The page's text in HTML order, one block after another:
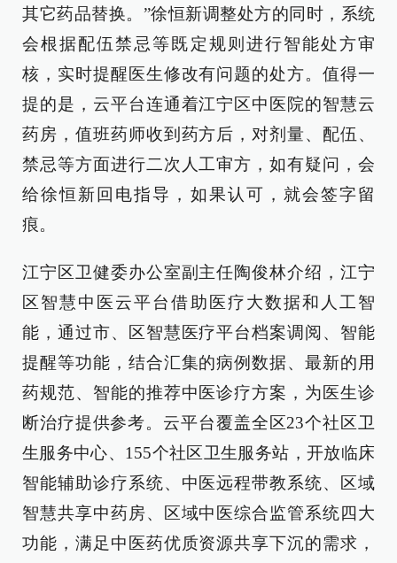
其它药品替换。”徐恒新调整处方的同时，系统
会根据配伍禁忌等既定规则进行智能处方审
核，实时提醒医生修改有问题的处方。值得一
提的是，云平台连通着江宁区中医院的智慧云
药房，值班药师收到药方后，对剂量、配伍、
禁忌等方面进行二次人工审方，如有疑问，会
给徐恒新回电指导，如果认可，就会签字留
痕。
江宁区卫健委办公室副主任陶俊林介绍，江宁
区智慧中医云平台借助医疗大数据和人工智
能，通过市、区智慧医疗平台档案调阅、智能
提醒等功能，结合汇集的病例数据、最新的用
药规范、智能的推荐中医诊疗方案，为医生诊
断治疗提供参考。云平台覆盖全区23个社区卫
生服务中心、155个社区卫生服务站，开放临床
智能辅助诊疗系统、中医远程带教系统、区域
智慧共享中药房、区域中医综合监管系统四大
功能，满足中医药优质资源共享下沉的需求，